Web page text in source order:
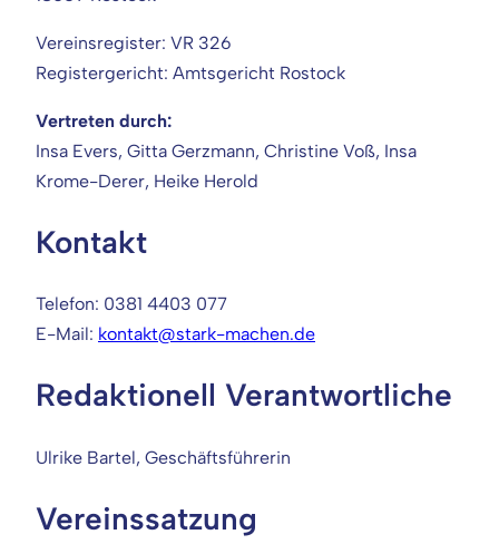
Vereinsregister: VR 326
Registergericht: Amtsgericht Rostock
Vertreten durch:
Insa Evers, Gitta Gerzmann, Christine Voß, Insa
Krome-Derer, Heike Herold
Kontakt
Telefon: 0381 4403 077
E-Mail: kontakt@stark-machen.de
Redaktionell Verantwortliche
Ulrike Bartel, Geschäftsführerin
Vereinssatzung